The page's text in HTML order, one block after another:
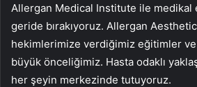
Allergan Medical Institute ile medikal
geride bırakıyoruz. Allergan
hekimlerimize verdiğimiz eğitimler
büyük önceliğimiz. Hasta odaklı
her şeyin merkezinde tutuyoruz.